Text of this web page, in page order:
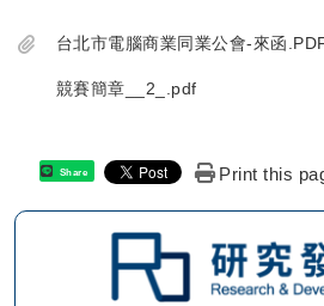
台北市電腦商業同業公會-來函
競賽簡章__2_.pdf
Share Print this